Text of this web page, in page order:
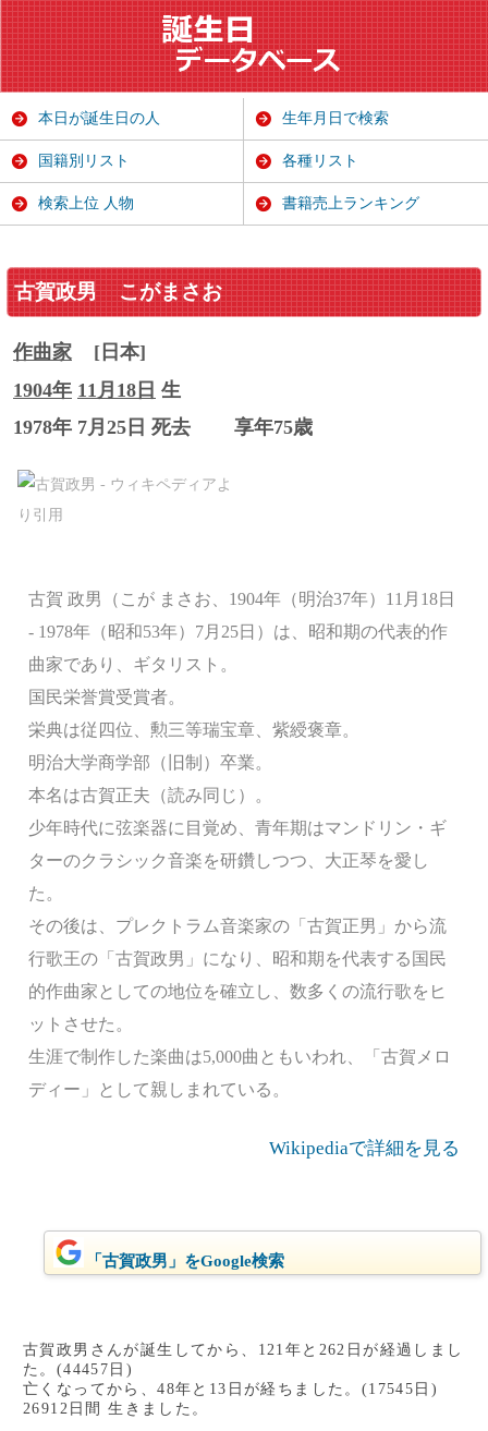
古賀政男 こがまさお
作曲家
[日本]
1904年 11月18日 生
1978年 7月25日 死去
享年75歳
古賀 政男（こが まさお、1904年（明治37年）11月18日
- 1978年（昭和53年）7月25日）は、昭和期の代表的作
曲家であり、ギタリスト。
国民栄誉賞受賞者。
栄典は従四位、勲三等瑞宝章、紫綬褒章。
明治大学商学部（旧制）卒業。
本名は古賀正夫（読み同じ）。
少年時代に弦楽器に目覚め、青年期はマンドリン・ギ
ターのクラシック音楽を研鑽しつつ、大正琴を愛し
た。
その後は、プレクトラム音楽家の「古賀正男」から流
行歌王の「古賀政男」になり、昭和期を代表する国民
的作曲家としての地位を確立し、数多くの流行歌をヒ
ットさせた。
生涯で制作した楽曲は5,000曲ともいわれ、「古賀メロ
ディー」として親しまれている。
Wikipediaで詳細を見る
「古賀政男」をGoogle検索
古賀政男さんが誕生してから、121年と262日が経過しまし
た。(44457日)
亡くなってから、48年と13日が経ちました。(17545日)
26912日間 生きました。
本日が誕生日の人 生年月日で検索
国籍別リスト 各種リスト
検索上位 人物 書籍売上ランキング